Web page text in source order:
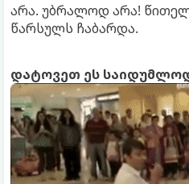
არა. უბრალოდ არა!
წარსულს ჩაბარდა.
დატოვეთ ეს